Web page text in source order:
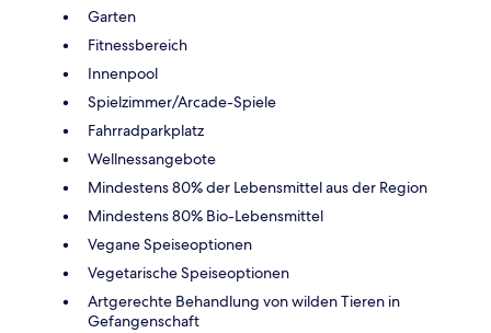
Garten
Fitnessbereich
Innenpool
Spielzimmer/Arcade-Spiele
Fahrradparkplatz
Wellnessangebote
Mindestens 80% der Lebensmittel aus der Region
Mindestens 80% Bio-Lebensmittel
Vegane Speiseoptionen
Vegetarische Speiseoptionen
Artgerechte Behandlung von wilden Tieren in
Gefangenschaft